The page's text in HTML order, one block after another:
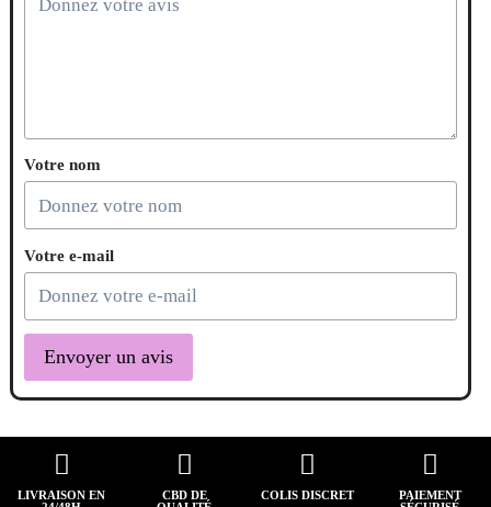
Votre nom
Votre e-mail
Envoyer un avis
LIVRAISON EN
CBD DE
COLIS DISCRET
PAIEMENT